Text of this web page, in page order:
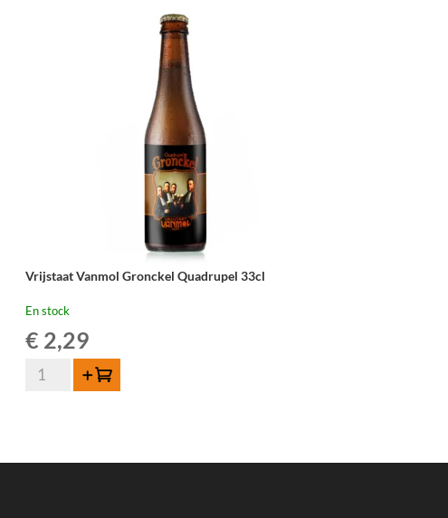
Vrijstaat Vanmol Gronckel Quadrupel 33cl
En stock
€ 2,29
quantité
Ajouter au panier